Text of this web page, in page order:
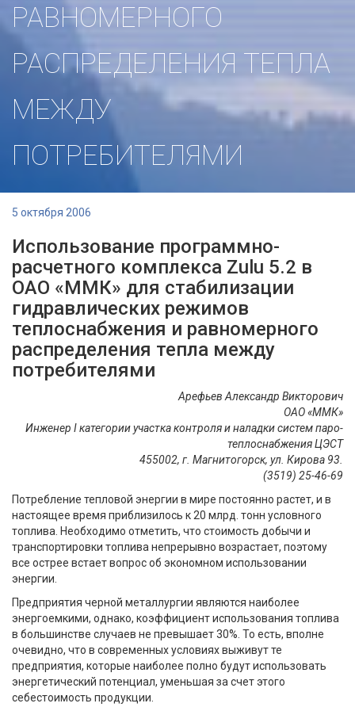
РАВНОМЕРНОГО
РАСПРЕДЕЛЕНИЯ ТЕПЛА
МЕЖДУ
ПОТРЕБИТЕЛЯМИ
5 октября 2006
Использование программно-
расчетного комплекса Zulu 5.2 в
ОАО «ММК» для стабилизации
гидравлических режимов
теплоснабжения и равномерного
распределения тепла между
потребителями
Арефьев Александр Викторович
ОАО «ММК»
Инженер I категории участка контроля и наладки систем паро-
теплоснабжения ЦЭСТ
455002, г. Магнитогорск, ул. Кирова 93.
(3519) 25-46-69
Потребление тепловой энергии в мире постоянно растет, и в
настоящее время приблизилось к 20 млрд. тонн условного
топлива. Необходимо отметить, что стоимость добычи и
транспортировки топлива непрерывно возрастает, поэтому
все острее встает вопрос об экономном использовании
энергии.
Предприятия черной металлургии являются наиболее
энергоемкими, однако, коэффициент использования топлива
в большинстве случаев не превышает 30%. То есть, вполне
очевидно, что в современных условиях выживут те
предприятия, которые наиболее полно будут использовать
энергетический потенциал, уменьшая за счет этого
себестоимость продукции.